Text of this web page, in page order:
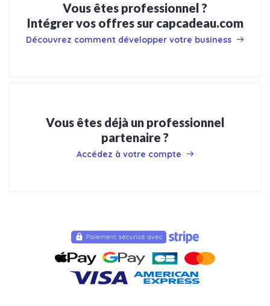
Vous êtes professionnel ?
Intégrer vos offres sur capcadeau.com
Découvrez comment développer votre business
Vous êtes déjà un professionnel
partenaire ?
Accédez à votre compte